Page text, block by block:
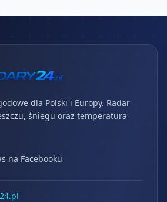
dla Polski i Europy. Radar
śniegu oraz temperatura
na Facebooku